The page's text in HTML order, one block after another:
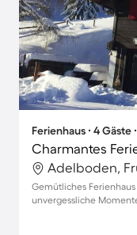
Ferienhaus ∙ 4 Gäste
Adelboden,
Gemütliches
unvergessliche